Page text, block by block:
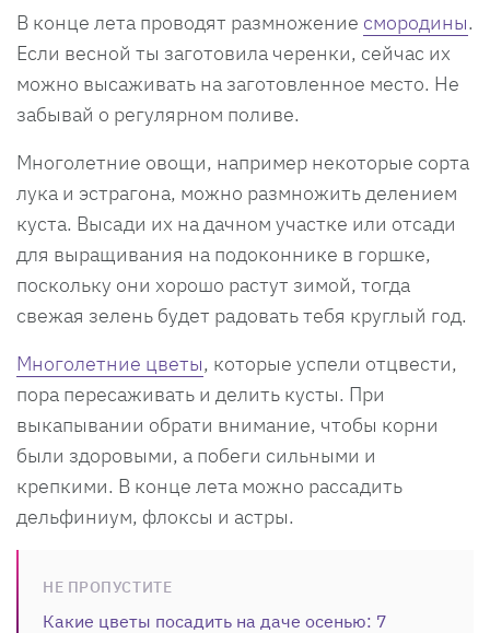
В конце лета проводят размножение смородины.
Если весной ты заготовила черенки, сейчас их
можно высаживать на заготовленное место. Не
забывай о регулярном поливе.
Многолетние овощи, например некоторые сорта
лука и эстрагона, можно размножить делением
куста. Высади их на дачном участке или отсади
для выращивания на подоконнике в горшке,
поскольку они хорошо растут зимой, тогда
свежая зелень будет радовать тебя круглый год.
Многолетние цветы, которые успели отцвести,
пора пересаживать и делить кусты. При
выкапывании обрати внимание, чтобы корни
были здоровыми, а побеги сильными и
крепкими. В конце лета можно рассадить
дельфиниум, флоксы и астры.
НЕ ПРОПУСТИТЕ
Какие цветы посадить на даче осенью: 7